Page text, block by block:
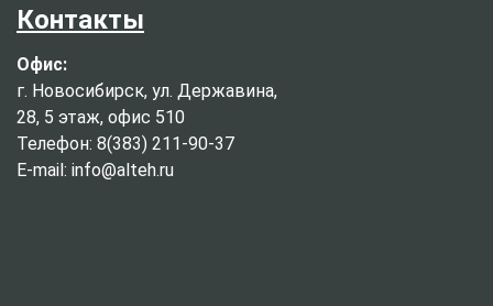
Контакты
Офис:
г. Новосибирск, ул. Державина,
28, 5 этаж, офис 510
Телефон: 8(383) 211-90-37
E-mail: info@alteh.ru